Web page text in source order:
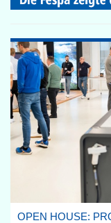
OPEN HOUSE: